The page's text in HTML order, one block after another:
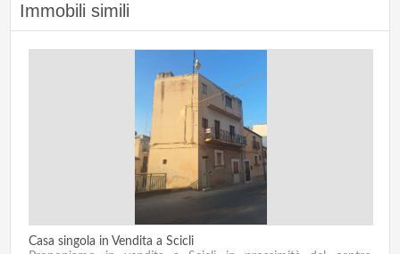
Immobili simili
Casa singola in Vendita a Scicli